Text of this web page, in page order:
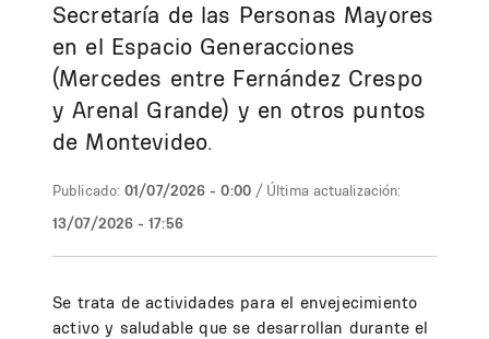
Secretaría de las Personas Mayores
en el Espacio Generacciones
(Mercedes entre Fernández Crespo
y Arenal Grande) y en otros puntos
de Montevideo.
Publicado: 01/07/2026 - 0:00 / Última actualización:
13/07/2026 - 17:56
Se trata de actividades para el envejecimiento
activo y saludable que se desarrollan durante el